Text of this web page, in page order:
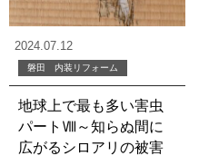
2024.07.12
磐田 内装リフォーム
地球上で最も多い害虫
パートⅧ～知らぬ間に
広がるシロアリの被害